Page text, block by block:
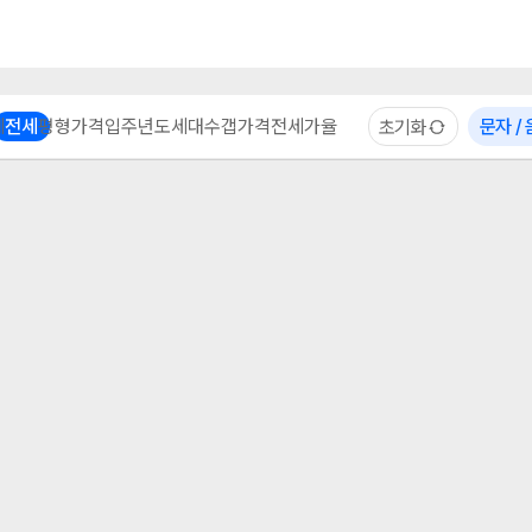
전세 평형가격입주년도세대수갭가격전세가율 초기화 문자 /